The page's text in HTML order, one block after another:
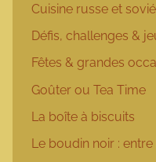
Cuisine russe et
Défis, challenges &
Fêtes & grandes
Goûter ou Tea Time
La boîte à biscuits
Le boudin noir :